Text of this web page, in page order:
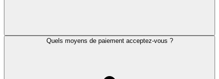
Quels moyens de paiement acceptez-vous ?